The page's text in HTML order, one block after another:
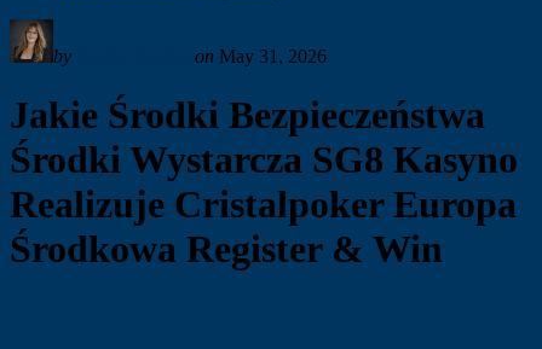
by on May 31, 2026
Jakie Środki Bezpieczeństwa
Środki Wystarcza SG8 Kasyno
Realizuje Cristalpoker Europa
Środkowa Register & Win